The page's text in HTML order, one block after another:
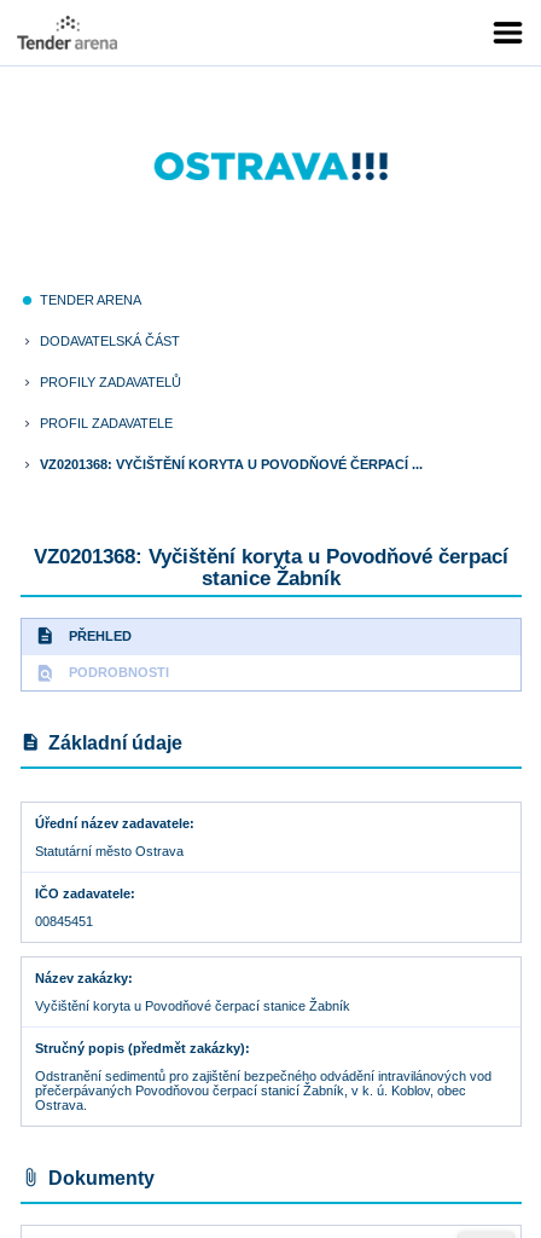
fiber_manual_record TENDER ARENA
keyboard_arrow_right DODAVATELSKÁ ČÁST
keyboard_arrow_right PROFILY ZADAVATELŮ
keyboard_arrow_right PROFIL ZADAVATELE
keyboard_arrow_right VZ0201368: VYČIŠTĚNÍ KORYTA U POVODŇOVÉ ČERPACÍ ...
VZ0201368: Vyčištění koryta u Povodňové čerpací
stanice Žabník
description PŘEHLED
find_in_page PODROBNOSTI
description Základní údaje
Úřední název zadavatele
Statutární město Ostrava
IČO zadavatele
00845451
Název zakázky
Vyčištění koryta u Povodňové čerpací stanice Žabník
Stručný popis (předmět zakázky)
Odstranění sedimentů pro zajištění bezpečného odvádění intravilánových vod
přečerpávaných Povodňovou čerpací stanicí Žabník, v k. ú. Koblov, obec
Ostrava.
attach_file Dokumenty